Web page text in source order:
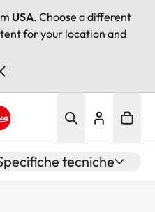
USA. Choose a different
for your location and
tecniche